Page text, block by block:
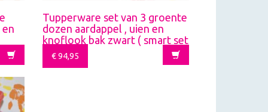
en
Tupperware set van 3 groente
dozen aardappel , uien en
knoflook bak zwart ( smart set
€94,95